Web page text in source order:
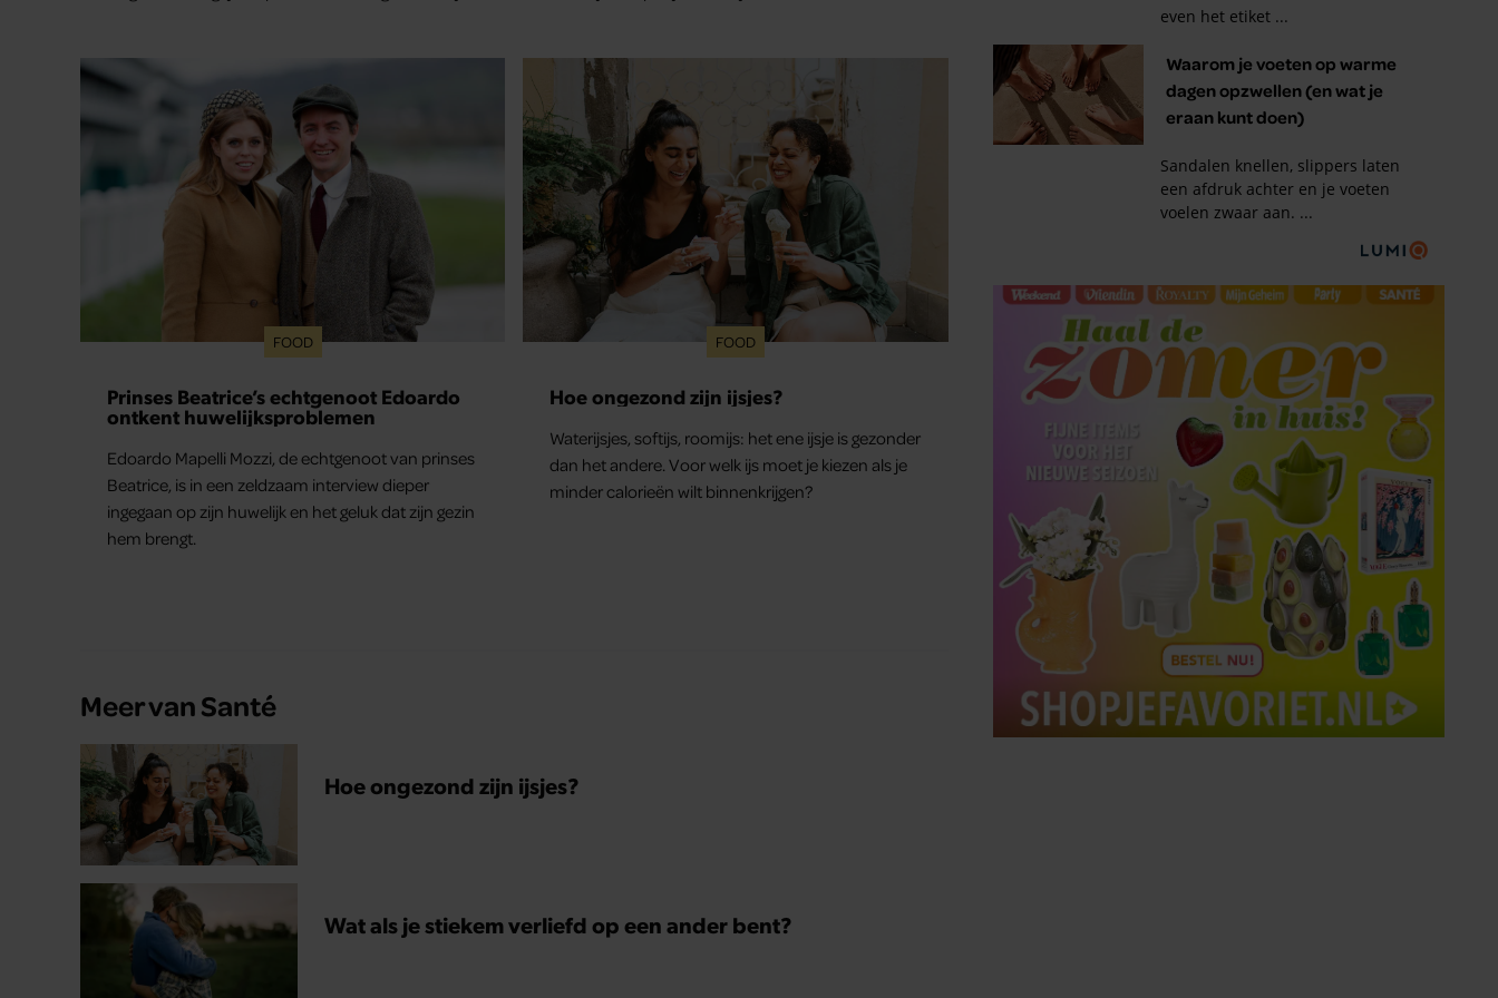
herinneringen op. Daar begon hun leven samen
en werd dochter Lola geboren.
FOOD
Prinses Beatrice’s echtgenoot Edoardo
ontkent huwelijksproblemen
Edoardo Mapelli Mozzi, de echtgenoot van prinses
Beatrice, is in een zeldzaam interview dieper
ingegaan op zijn huwelijk en het geluk dat zijn gezin
hem brengt.
FOOD
Hoe ongezond zijn ijsjes?
Waterijsjes, softijs, roomijs: het ene ijsje is gezonder
dan het andere. Voor welk ijs moet je kiezen als je
minder calorieën wilt binnenkrijgen?
Meer van Santé
Hoe ongezond zijn ijsjes?
Wat als je stiekem verliefd op een ander bent?
Tips om je lekker in je vel
te voelen
Met de Santé nieuwsbrief ontvang je elke
week tips om je energiek, ontspannen en in
balans te voelen.